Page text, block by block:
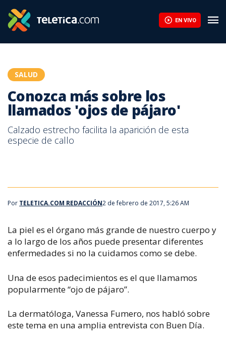
EN VIVO
SALUD
Conozca más sobre los
llamados 'ojos de pájaro'
Calzado estrecho facilita la aparición de esta
especie de callo
Por TELETICA.COM REDACCIÓN2 de febrero de 2017, 5:26 AM
La piel es el órgano más grande de nuestro cuerpo y
a lo largo de los años puede presentar diferentes
enfermedades si no la cuidamos como se debe.
Una de esos padecimientos es el que llamamos
popularmente “ojo de pájaro”.
La dermatóloga, Vanessa Fumero, nos habló sobre
este tema en una amplia entrevista con Buen Día.